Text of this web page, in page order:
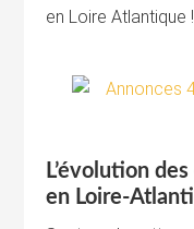
en Loire Atlantique !
L’évolution
en Loire-